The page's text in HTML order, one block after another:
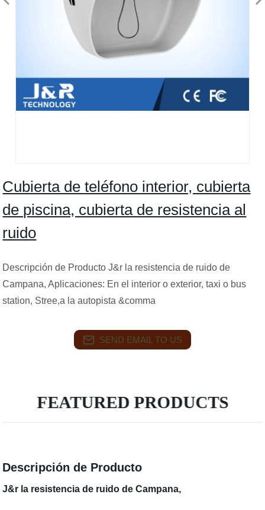
Cubierta de teléfono interior, cubierta
de piscina, cubierta de resistencia al
ruido
Descripción de Producto J&r la resistencia de ruido de
Campana, Aplicaciones: En el interior o exterior, taxi o bus
station, Stree,a la autopista &comma
SEND EMAIL TO US
FEATURED PRODUCTS
Descripción de Producto
J&r la resistencia de ruido de Campana,